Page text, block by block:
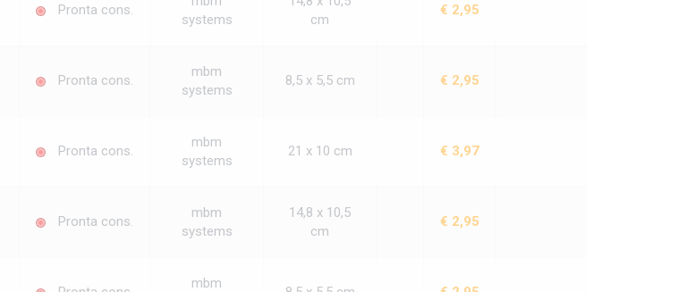
Pronta cons.
systems
cm
€ 2,95
Pronta cons.
mbm
systems
8,5 x 5,5 cm € 2,95
Pronta cons.
mbm
systems
21 x 10 cm € 3,97
Pronta cons.
mbm
systems
14,8 x 10,5
cm
€ 2,95
mbm